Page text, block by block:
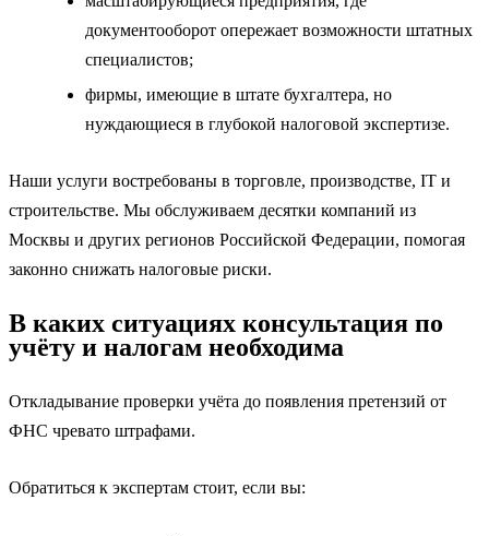
документооборот опережает возможности штатных
специалистов;
фирмы, имеющие в штате бухгалтера, но
нуждающиеся в глубокой налоговой экспертизе.
Наши услуги востребованы в торговле, производстве, IT и
строительстве. Мы обслуживаем десятки компаний из
Москвы и других регионов Российской Федерации, помогая
законно снижать налоговые риски.
В каких ситуациях консультация по
учёту и налогам необходима
Откладывание проверки учёта до появления претензий от
ФНС чревато штрафами.
Обратиться к экспертам стоит, если вы: